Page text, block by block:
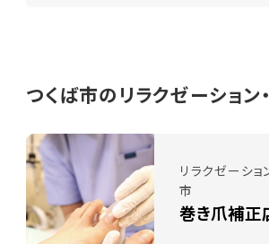
つくば市のリラクゼーション
リラクゼーショ
市
巻き爪補正